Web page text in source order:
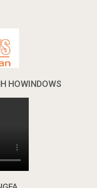
HOWINDOWS